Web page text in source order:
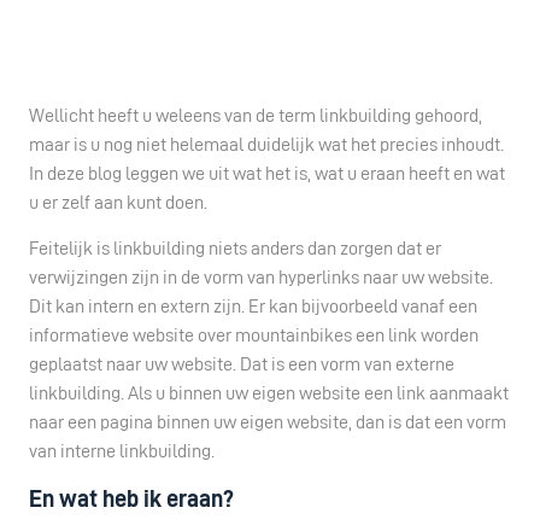
Wellicht heeft u weleens van de term linkbuilding gehoord,
maar is u nog niet helemaal duidelijk wat het precies inhoudt.
In deze blog leggen we uit wat het is, wat u eraan heeft en wat
u er zelf aan kunt doen.
Feitelijk is linkbuilding niets anders dan zorgen dat er
verwijzingen zijn in de vorm van hyperlinks naar uw website.
Dit kan intern en extern zijn. Er kan bijvoorbeeld vanaf een
informatieve website over mountainbikes een link worden
geplaatst naar uw website. Dat is een vorm van externe
linkbuilding. Als u binnen uw eigen website een link aanmaakt
naar een pagina binnen uw eigen website, dan is dat een vorm
van interne linkbuilding.
En wat heb ik eraan?